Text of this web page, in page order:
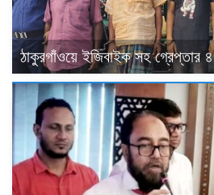
ঠাকুরগাঁওয়ে ইজিবাইক সহ গ্রেপ্তার ৪